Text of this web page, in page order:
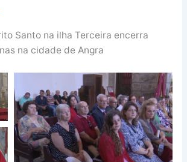
Santo na ilha Terceira encerra
na cidade de Angra